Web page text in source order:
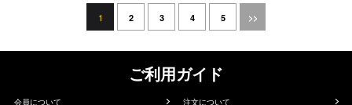
1 2 3 4 5 >>
ご利用ガイド
会員について 注文について